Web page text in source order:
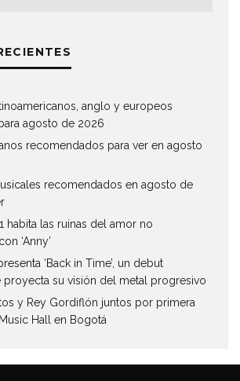
anglo y europeos
agosto de 2026
recomendados para ver en agosto
recomendados en agosto de
habita las ruinas del amor no
‘Anny’
‘Back in Time’, un debut
proyecta su visión del metal progresivo
y Rey Gordiflón juntos por primera
Hall en Bogotá